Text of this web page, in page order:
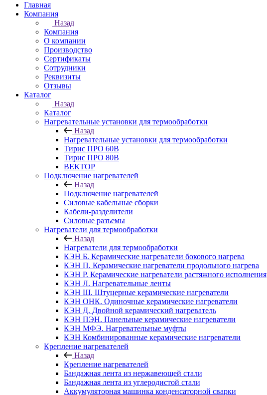
Главная
Компания
Назад
Компания
О компании
Производство
Сертификаты
Сотрудники
Реквизиты
Отзывы
Каталог
Назад
Каталог
Нагревательные установки для термообработки
Назад
Нагревательные установки для термообработки
Тирис ПРО 60В
Тирис ПРО 80В
ВЕКТОР
Подключение нагревателей
Назад
Подключение нагревателей
Силовые кабельные сборки
Кабели-разделители
Силовые разъемы
Нагреватели для термообработки
Назад
Нагреватели для термообработки
КЭН Б. Керамические нагреватели бокового нагрева
КЭН П. Керамические нагреватели продольного нагрева
КЭН Р. Керамические нагреватели растяжного исполнения
КЭН Л. Нагревательные ленты
КЭН Ш. Штуцерные керамические нагреватели
КЭН ОНК. Одиночные керамические нагреватели
КЭН Д. Двойной керамический нагреватель
КЭН ПЭН. Панельные керамические нагреватели
КЭН МФЭ. Нагревательные муфты
КЭН Комбинированные керамические нагреватели
Крепление нагревателей
Назад
Крепление нагревателей
Бандажная лента из нержавеющей стали
Бандажная лента из углеродистой стали
Аккумуляторная машинка конденсаторной сварки